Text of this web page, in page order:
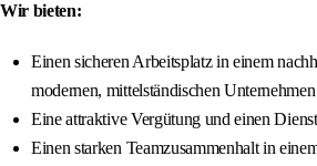
Wir bieten:
Einen sicheren Arbeitsplatz in einem
modernen, mittelständischen
Eine attraktive Vergütung und einen
Einen starken Teamzusammenhalt in